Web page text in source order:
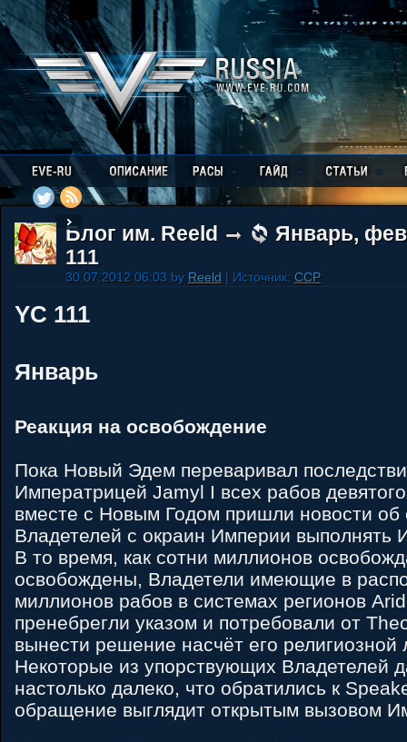
Блог им. Reeld
Январь,
111
30.07.2012 06:03 by Reeld | Источник: CCP
YC 111
Январь
Реакция на освобождение
Пока Новый Эдем переваривал
Императрицей Jamyl I всех рабов
вместе с Новым Годом пришли новости об
Владетелей с окраин Империи выполнять
В то время, как сотни миллионов
освобождены, Владетели имеющие в
миллионов рабов в системах регионов
пренебрегли указом и потребовали от
вынести решение насчёт его религиозной
Некоторые из упорствующих Владетелей
настолько далеко, что обратились к
обращение выглядит открытым вызовом